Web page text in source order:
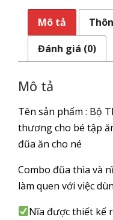
số
lượngMô tả
Đánh giá (0)
Mô tả
Tên sản phẩm : Bộ
thương cho bé tập
đũa ăn cho né
Combo đũa thìa và
làm quen với việc
Nĩa được thiết kế